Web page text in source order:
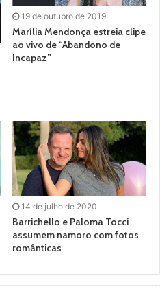
19 de outubro de 2019
Marília Mendonça estreia clipe
ao vivo de “Abandono de
Incapaz”
14 de julho de 2020
Barrichello e Paloma Tocci
assumem namoro com fotos
românticas